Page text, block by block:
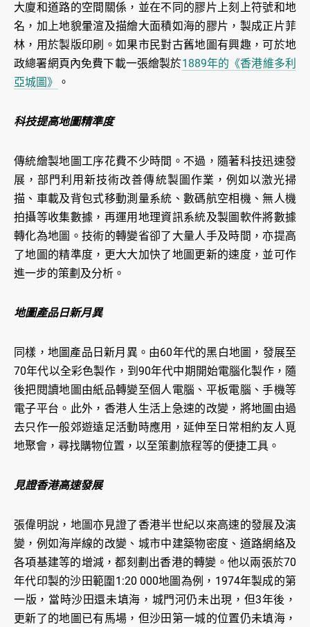
大廈和道路的空間關係，並在不同的膠片上刻上符號和地
名，加上地貌暈渲及描繪大面積如海的膠片，製成正片菲
林，用於製版印刷。如果市民對古舊地圖有興趣，可於地
政總署網頁內免費下載一張繪製於1889年的《香港維多利
亞城圖》
。
科技提高地圖精準度
傳統繪製地圖工序花費不少時間。不過，隨著科技迅速發
展，部門利用新技術改善傳統製圖作業，例如以激光掃
描、車載及背包式移動測量系統、數碼航空相機、無人機
拍攝等收集數據，再運用地理資訊系統及製圖軟件將數據
轉化為地圖。技術的轉變省卻了大量人手及時間，亦提高
了地圖的精準度，更大大加快了地圖更新的速度，並可作
進一步的策劃及分析。
地圖產品日新月異
同樣，地圖產品日新月異。由60年代的黑白地圖，發展至
70年代以全彩色製作，到90年代中期開始電腦化製作，隨
後把閱讀地圖由紙品轉變至個人電腦、平板電腦、手機等
電子平台。此外，香港人生活上急速的改變，將地圖由過
去只作一般郊遊遠足活動時應用，延伸至日常相約友人覓
地聚會，尋找購物位置，以至策劃旅程等的便捷工具。
見證香港高速發展
張偉明說，地圖亦見證了香港半世紀以來高速的發展及演
變，例如海岸線的改變、城市中建築物密度、道路網絡及
各項基建等的增減，都刻劃出香港的轉變。他以兩張於70
年代印製的沙田範圍1:20 000地圖為例，1974年製成的第
一版，當時沙田還未填海，城門河仍未出現，但3年後，
更新了的地圖已有馬場，但沙田第一城的位置仍未填海，